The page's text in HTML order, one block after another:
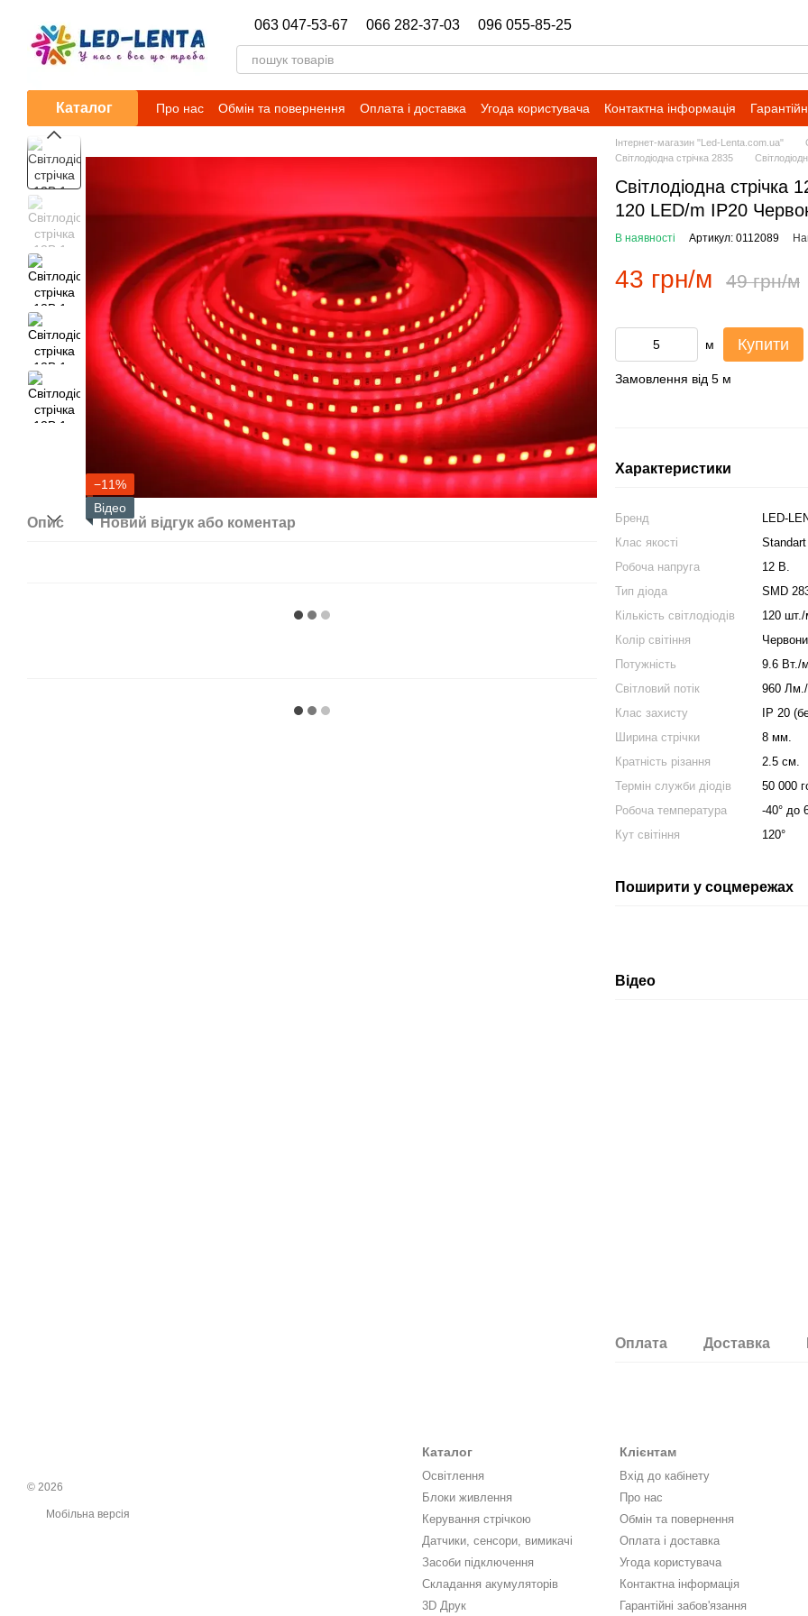
063 047-53-67 066 282-37-03 096 055-85-25
Каталог Про нас Обмін та повернення Оплата і доставка Угода користувача Контактна інформація
Новини
−11%
Відео
Опис Новий відгук або коментар
Інтернет-магазин "Led-Lenta.com.ua"
Світлодіодна стрічка 2835
Світлодіодна
120 LED/m IP20
В наявності Артикул: 0112089
43 грн/м 49 грн/м
м Купити
Замовлення від 5 м
Характеристики
Бренд
LED-
Клас якості
Standart
Робоча напруга
12 В.
Тип діода
SMD
Кількість світлодіодів
120
Колір світіння
Потужність
9.6 Вт./
Світловий потік
960
Клас захисту
IP 20
Ширина стрічки
8 мм.
Кратність різання
2.5 см.
Термін служби діодів
50 000
Робоча температура
-40° до
Кут світіння
120°
Поширити у соцмережах
Відео
Оплата Доставка
© 2026
Мобільна версія
Каталог
Освітлення
Блоки живлення
Керування стрічкою
Датчики, сенсори, вимикачі
Засоби підключення
Складання акумуляторів
3D Друк
Клієнтам
Вхід до кабінету
Про нас
Обмін та повернення
Оплата і доставка
Угода користувача
Контактна інформація
Гарантійні забов'язання